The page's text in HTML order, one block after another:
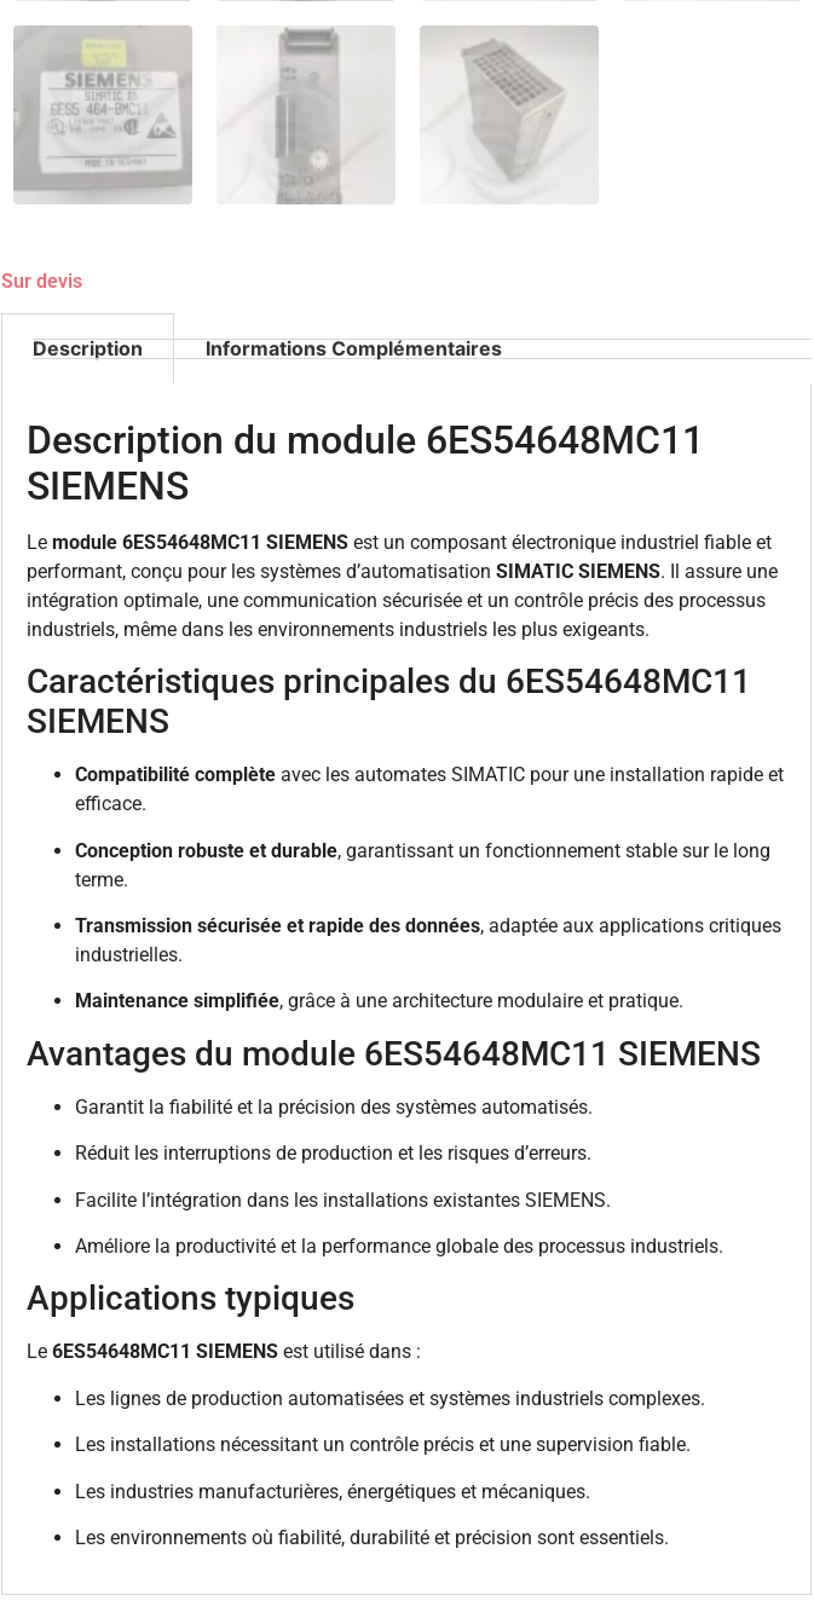
Sur devis
Description Informations Complémentaires
Description du module 6ES54648MC11
SIEMENS
Le module 6ES54648MC11 SIEMENS est un composant électronique industriel fiable et
performant, conçu pour les systèmes d’automatisation SIMATIC SIEMENS. Il assure une
intégration optimale, une communication sécurisée et un contrôle précis des processus
industriels, même dans les environnements industriels les plus exigeants.
Caractéristiques principales du 6ES54648MC11
SIEMENS
Compatibilité complète avec les automates SIMATIC pour une installation rapide et
efficace.
Conception robuste et durable, garantissant un fonctionnement stable sur le long
terme.
Transmission sécurisée et rapide des données, adaptée aux applications critiques
industrielles.
Maintenance simplifiée, grâce à une architecture modulaire et pratique.
Avantages du module 6ES54648MC11 SIEMENS
Garantit la fiabilité et la précision des systèmes automatisés.
Réduit les interruptions de production et les risques d’erreurs.
Facilite l’intégration dans les installations existantes SIEMENS.
Améliore la productivité et la performance globale des processus industriels.
Applications typiques
Le 6ES54648MC11 SIEMENS est utilisé dans :
Les lignes de production automatisées et systèmes industriels complexes.
Les installations nécessitant un contrôle précis et une supervision fiable.
Les industries manufacturières, énergétiques et mécaniques.
Les environnements où fiabilité, durabilité et précision sont essentiels.